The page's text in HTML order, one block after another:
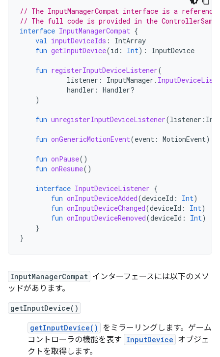
// The InputManagerCompat interface is a reference
// The full code is provided in the
interface InputManagerCompat {
val inputDeviceIds :
IntArray
fun getInputDevice(id : Int): InputDevice
fun registerInputDeviceListener(
listener : InputManager .
handler : Handler?
)
fun unregisterInputDeviceListener(listener :
fun onGenericMotionEvent(event : MotionEvent)
fun onPause()
fun onResume()
interface InputDeviceListener {
fun onInputDeviceAdded(deviceId : Int)
fun onInputDeviceChanged(deviceId : Int)
fun onInputDeviceRemoved(deviceId : Int)
}
}
InputManagerCompat インターフェースには以下のメソ
ッドがあります。
getInputDevice()
getInputDevice()
をミラーリングします。ゲーム
コントローラの機能を表す InputDevice オブジェ
クトを取得します。